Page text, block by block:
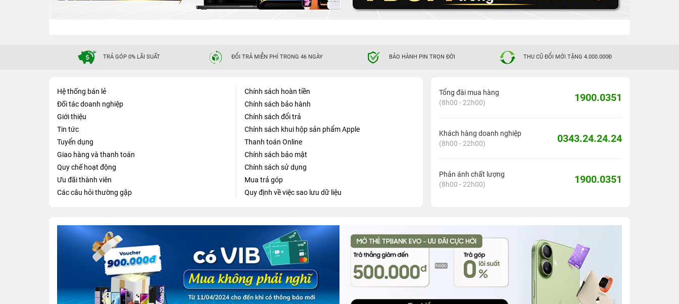
TRẢ GÓP 0% LÃI SUẤT ĐỔI TRẢ MIỄN PHÍ TRONG 46 NGÀY BẢO HÀNH PIN TRỌN ĐỜI THU CŨ ĐỔI MỚI TẶNG 4.000.000Đ
Hệ thống bán lẻ
Đối tác doanh nghiệp
Giới thiệu
Tin tức
Tuyển dụng
Giao hàng và thanh toán
Quy chế hoạt động
Ưu đãi thành viên
Các câu hỏi thường gặp
Chính sách hoàn tiền
Chính sách bảo hành
Chính sách đổi trả
Chính sách khui hộp sản phẩm Apple
Thanh toán Online
Chính sách bảo mật
Chính sách sử dụng
Mua trả góp
Quy định về việc sao lưu dữ liệu
Tổng đài mua hàng
(8h00 - 22h00)
1900.0351
Khách hàng doanh nghiệp
(8h00 - 22h00)
0343.24.24.24
Phản ánh chất lượng
(8h00 - 22h00)
1900.0351